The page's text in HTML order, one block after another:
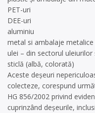
PET-uri
DEE-uri
aluminiu
metal si ambalaje metalice
ulei – din sectorul
sticlă (albă, colorată)
Aceste deșeuri
colecteze, corespund
HG 856/2002 privind
cuprinzând deșeurile,